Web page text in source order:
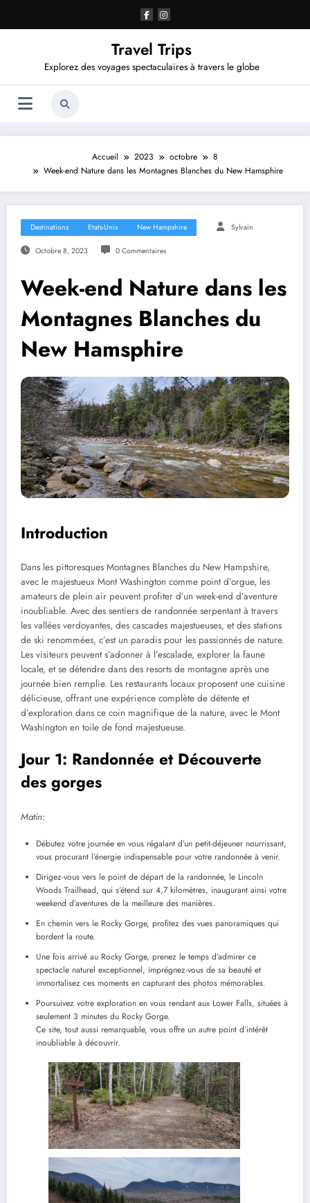
contenu
Travel Trips
Explorez des voyages spectaculaires à travers le globe
Accueil 2023 octobre
8
Week-end Nature dans les Montagnes Blanches du New Hamsphire
Destinations Etats-Unis New Hampshire Sylvain
Octobre 8, 2023 0 Commentaires
Week-end Nature dans les
Montagnes Blanches du
New Hamsphire
Introduction
Dans les pittoresques Montagnes Blanches du New Hampshire,
avec le majestueux Mont Washington comme point d’orgue, les
amateurs de plein air peuvent profiter d’un week-end d’aventure
inoubliable. Avec des sentiers de randonnée serpentant à travers
les vallées verdoyantes, des cascades majestueuses, et des stations
de ski renommées, c’est un paradis pour les passionnés de nature.
Les visiteurs peuvent s’adonner à l’escalade, explorer la faune
locale, et se détendre dans des resorts de montagne après une
journée bien remplie. Les restaurants locaux proposent une cuisine
délicieuse, offrant une expérience complète de détente et
d’exploration dans ce coin magnifique de la nature, avec le Mont
Washington en toile de fond majestueuse.
Jour 1: Randonnée et Découverte
des gorges
Matin:
Débutez votre journée en vous régalant d’un petit-déjeuner nourrissant,
vous procurant l’énergie indispensable pour votre randonnée à venir.
Dirigez-vous vers le point de départ de la randonnée, le Lincoln
Woods Trailhead, qui s’étend sur 4,7 kilomètres, inaugurant ainsi votre
weekend d’aventures de la meilleure des manières.
En chemin vers le Rocky Gorge, profitez des vues panoramiques qui
bordent la route.
Une fois arrivé au Rocky Gorge, prenez le temps d’admirer ce
spectacle naturel exceptionnel, imprégnez-vous de sa beauté et
immortalisez ces moments en capturant des photos mémorables.
Poursuivez votre exploration en vous rendant aux Lower Falls, situées à
seulement 3 minutes du Rocky Gorge.
Ce site, tout aussi remarquable, vous offre un autre point d’intérêt
inoubliable à découvrir.